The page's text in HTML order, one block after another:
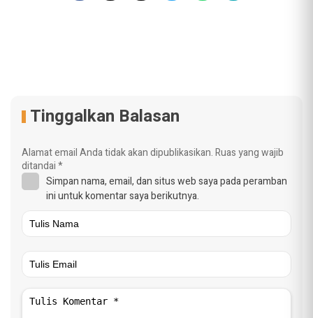
Tinggalkan Balasan
Alamat email Anda tidak akan dipublikasikan.Ruas yang wajib
ditandai*
Simpan nama, email, dan situs web saya pada peramban
ini untuk komentar saya berikutnya.